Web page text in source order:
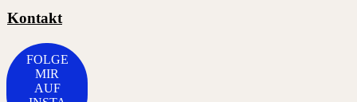
Kontakt
FOLGE
MIR
AUF